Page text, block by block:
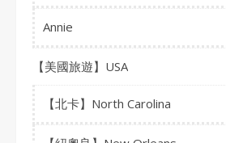
Annie
【美國旅遊】USA
【北卡】North Carolina